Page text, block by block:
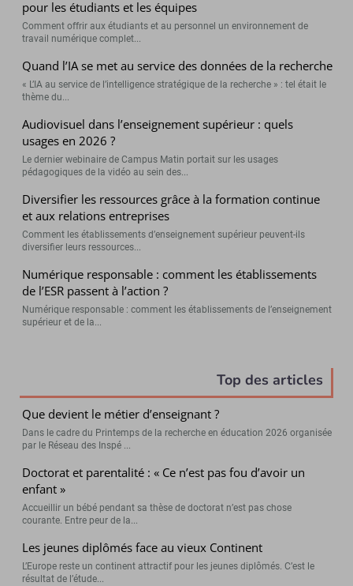
pour les étudiants et les équipes
Comment offrir aux étudiants et au personnel un environnement de
travail numérique complet...
Quand l’IA se met au service des données de la recherche
« L’IA au service de l’intelligence stratégique de la recherche » : tel était le
thème du...
Audiovisuel dans l’enseignement supérieur : quels
usages en 2026 ?
Le dernier webinaire de Campus Matin portait sur les usages
pédagogiques de la vidéo au sein des...
Diversifier les ressources grâce à la formation continue
et aux relations entreprises
Comment les établissements d’enseignement supérieur peuvent-ils
diversifier leurs ressources...
Numérique responsable : comment les établissements
de l’ESR passent à l’action ?
Numérique responsable : comment les établissements de l’enseignement
supérieur et de la...
Top des articles
Que devient le métier d’enseignant ?
Dans le cadre du Printemps de la recherche en éducation 2026 organisée
par le Réseau des Inspé ...
Doctorat et parentalité : « Ce n’est pas fou d’avoir un
enfant »
Accueillir un bébé pendant sa thèse de doctorat n’est pas chose
courante. Entre peur de la...
Les jeunes diplômés face au vieux Continent
L’Europe reste un continent attractif pour les jeunes diplômés. C’est le
résultat de l’étude...